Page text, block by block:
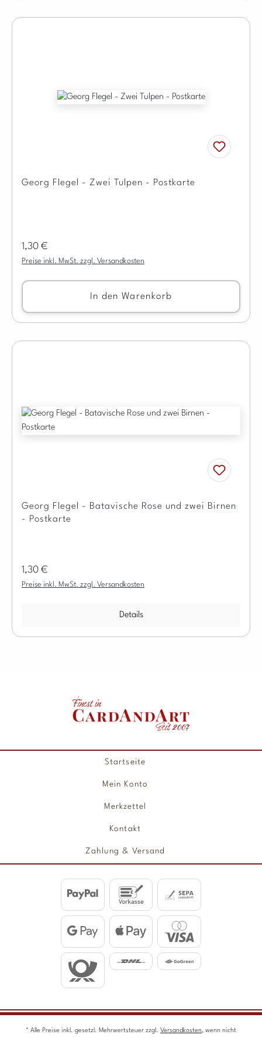
Georg Flegel - Zwei Tulpen - Postkarte
Regulärer Preis:
1,30 €
Preise inkl. MwSt. zzgl. Versandkosten
In den Warenkorb
Georg Flegel - Batavische Rose und zwei Birnen
- Postkarte
Regulärer Preis:
1,30 €
Preise inkl. MwSt. zzgl. Versandkosten
Details
Startseite
Mein Konto
Merkzettel
Kontakt
Zahlung & Versand
* Alle Preise inkl. gesetzl. Mehrwertsteuer zzgl. Versandkosten, wenn nicht